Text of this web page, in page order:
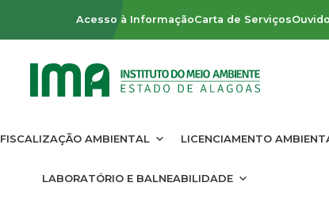
Acesso à InformaçãoCarta de Serviços
FISCALIZAÇÃO AMBIENTAL LICENCIAMENTO
LABORATÓRIO E BALNEABILIDADE